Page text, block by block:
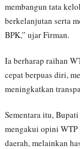
membangun tata
berkelanjutan serta
BPK,” ujar Firman.
Ia berharap raihan
cepat berpuas diri,
meningkatkan
Sementara itu,
mengakui opini
daerah, melainkan